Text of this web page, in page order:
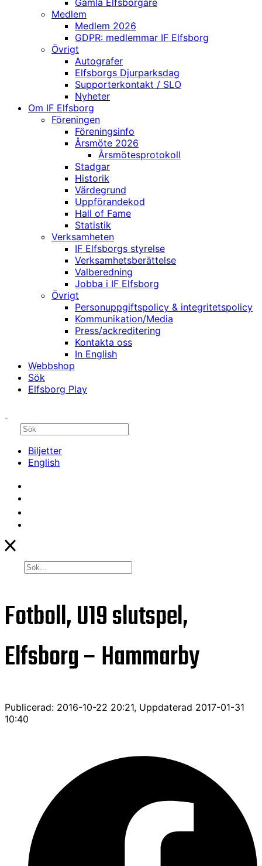
Gamla Elfsborgare
Medlem
Medlem 2026
GDPR: medlemmar IF Elfsborg
Övrigt
Autografer
Elfsborgs Djurparksdag
Supporterkontakt / SLO
Nyheter
Om IF Elfsborg
Föreningen
Föreningsinfo
Årsmöte 2026
Årsmötesprotokoll
Stadgar
Historik
Värdegrund
Uppförandekod
Hall of Fame
Statistik
Verksamheten
IF Elfsborgs styrelse
Verksamhetsberättelse
Valberedning
Jobba i IF Elfsborg
Övrigt
Personuppgiftspolicy & integritetspolicy
Kommunikation/Media
Press/ackreditering
Kontakta oss
In English
Webbshop
Sök
Elfsborg Play
Biljetter
English
Fotboll, U19 slutspel,
Elfsborg – Hammarby
Publicerad: 2016-10-22 20:21, Uppdaterad 2017-01-31
10:40